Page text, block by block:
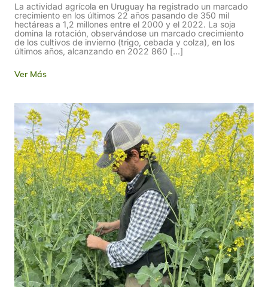
La actividad agrícola en Uruguay ha registrado un marcado
crecimiento en los últimos 22 años pasando de 350 mil
hectáreas a 1,2 millones entre el 2000 y el 2022. La soja
domina la rotación, observándose un marcado crecimiento
de los cultivos de invierno (trigo, cebada y colza), en los
últimos años, alcanzando en 2022 860 […]
Ver Más